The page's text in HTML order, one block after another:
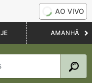
AO VIVO
AMANHÃ